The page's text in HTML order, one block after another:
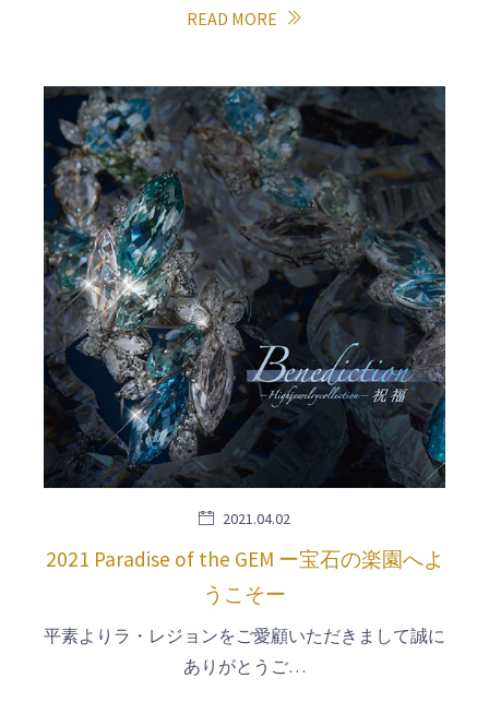
READ MORE
2021.04.02
2021 Paradise of the GEM ー宝石の楽園へよ
うこそー
平素よりラ・レジョンをご愛顧いただきまして誠に
ありがとうご…